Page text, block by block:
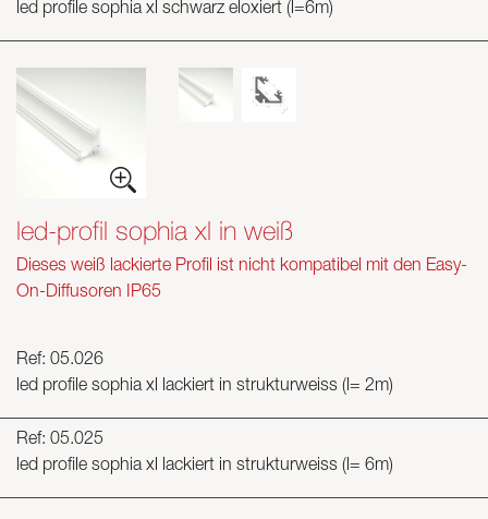
led profile sophia xl schwarz eloxiert (l=6m)
led-profil sophia xl in weiß
Dieses weiß lackierte Profil ist nicht kompatibel mit den Easy-
On-Diffusoren IP65
Ref: 05.026
led profile sophia xl lackiert in strukturweiss (l= 2m)
Ref: 05.025
led profile sophia xl lackiert in strukturweiss (l= 6m)